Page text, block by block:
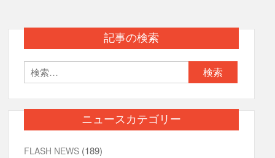
ビ
ゲ
シ
ョ
ン
記事の検索
索:
ニュースカテゴリー
FLASH NEWS (189)